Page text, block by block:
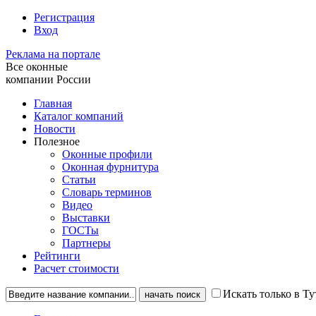
Регистрация
Вход
Реклама на портале
Все оконные
компании России
Главная
Каталог компаний
Новости
Полезное
Оконные профили
Оконная фурнитура
Статьи
Словарь терминов
Видео
Выставки
ГОСТы
Партнеры
Рейтинги
Расчет стоимости
Искать только в